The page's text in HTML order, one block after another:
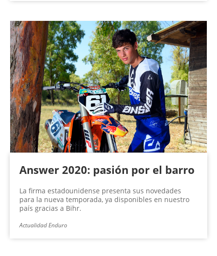
Answer 2020: pasión por el barro
La firma estadounidense presenta sus novedades
para la nueva temporada, ya disponibles en nuestro
país gracias a Bihr.
Actualidad Enduro